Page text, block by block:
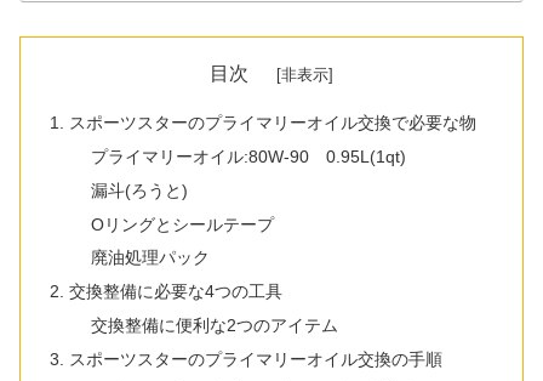
目次
スポーツスターのプライマリーオイル交換で必要な物
プライマリーオイル:80W-90 0.95L(1qt)
漏斗(ろうと)
Oリングとシールテープ
廃油処理パック
交換整備に必要な4つの工具
交換整備に便利な2つのアイテム
スポーツスターのプライマリーオイル交換の手順